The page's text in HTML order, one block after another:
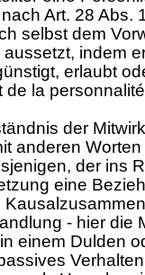
Art. 28 Abs.
selbst dem
indem
erlaubt
la
der
anderen
der ins
eine
- hier die
einem Dulden